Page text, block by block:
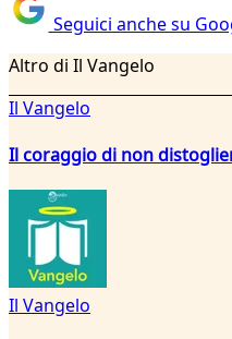
Seguici anche su
Altro di Il Vangelo
Il Vangelo
Il coraggio di non
Il Vangelo